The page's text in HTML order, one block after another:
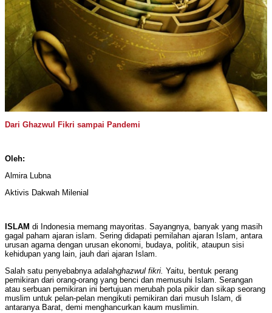
Dari Ghazwul Fikri sampai Pandemi
Oleh:
Almira Lubna
Aktivis Dakwah Milenial
ISLAM di Indonesia memang mayoritas. Sayangnya, banyak yang masih
gagal paham ajaran islam. Sering didapati pemilahan ajaran Islam, antara
urusan agama dengan urusan ekonomi, budaya, politik, ataupun sisi
kehidupan yang lain, jauh dari ajaran Islam.
Salah satu penyebabnya adalahghazwul fikri. Yaitu, bentuk perang
pemikiran dari orang-orang yang benci dan memusuhi Islam. Serangan
atau serbuan pemikiran ini bertujuan merubah pola pikir dan sikap seorang
muslim untuk pelan-pelan mengikuti pemikiran dari musuh Islam, di
antaranya Barat, demi menghancurkan kaum muslimin.